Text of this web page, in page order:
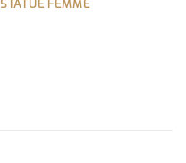
STATUE FEMME